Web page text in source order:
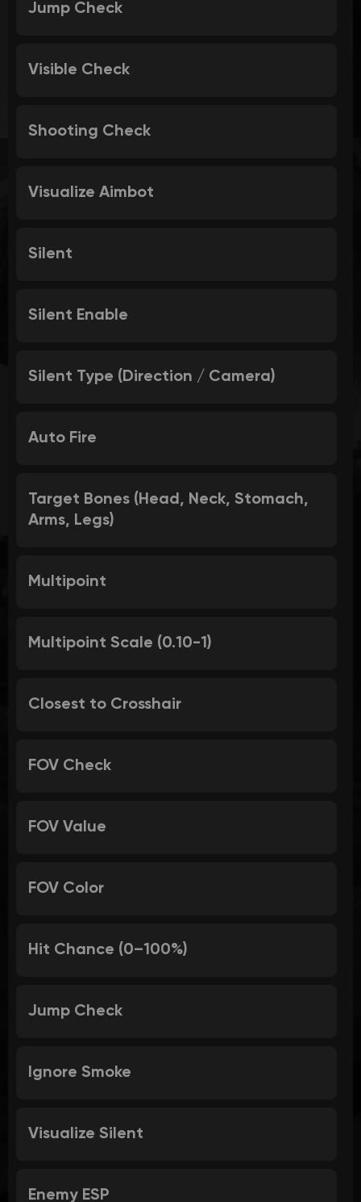
Jump Check
Visible Check
Shooting Check
Visualize Aimbot
Silent
Silent Enable
Silent Type (Direction / Camera)
Auto Fire
Target Bones (Head, Neck, Stomach,
Arms, Legs)
Multipoint
Multipoint Scale (0.10-1)
Closest to Crosshair
FOV Check
FOV Value
FOV Color
Hit Chance (0–100%)
Jump Check
Ignore Smoke
Visualize Silent
Enemy ESP